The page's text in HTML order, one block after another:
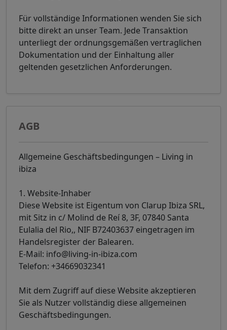
Für vollständige Informationen wenden Sie sich
bitte direkt an unser Team. Jede Transaktion
unterliegt der ordnungsgemäßen vertraglichen
Dokumentation und der Einhaltung aller
geltenden gesetzlichen Anforderungen.
AGB
Allgemeine Geschäftsbedingungen – Living in
ibiza
1. Website-Inhaber
Diese Website ist Eigentum von Clarup Ibiza SRL,
mit Sitz in c/ Molind de Reí 8, 3F, 07840 Santa
Eulalia del Rio,, NIF B72403637 eingetragen im
Handelsregister der Balearen.
E-Mail: info@living-in-ibiza.com
Telefon: +34669032341
Mit dem Zugriff auf diese Website akzeptieren
Sie als Nutzer vollständig diese allgemeinen
Geschäftsbedingungen.